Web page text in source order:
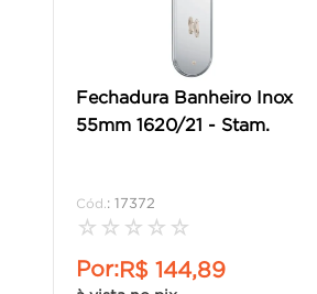
Fechadura Banheiro Inox
55mm 1620/21 - Stam.
: 17372
☆ ☆ ☆ ☆ ☆
Por:R$ 144,89